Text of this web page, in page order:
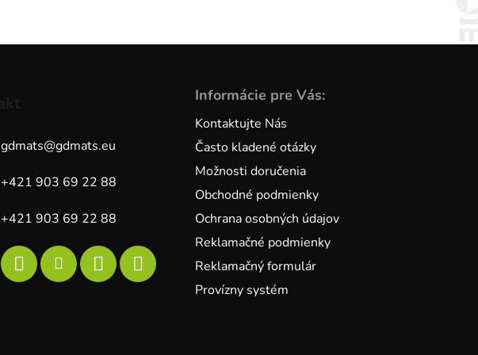
gdmats@gdmats.eu
+421 903 69 22 88
+421 903 69 22 88
Informácie pre Vás:
Kontaktujte Nás
Často kladené otázky
Možnosti doručenia
Obchodné podmienky
Ochrana osobných údajov
Reklamačné podmienky
Reklamačný formulár
Provízny systém